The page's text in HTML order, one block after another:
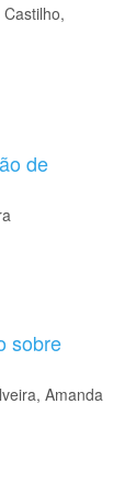
de
sobre
Amanda